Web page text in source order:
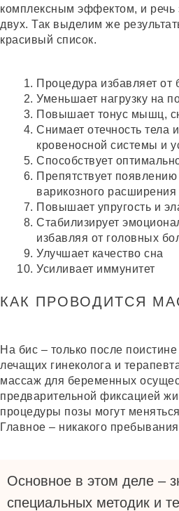
КАК ПРОВОДИТСЯ
комплексным эффектом, и речь
двух. Так выделим же
красивый список.
На бис – только после
лечащих гинеколога и
массаж для беременных
предварительной фиксацией
процедуры позы могут
Главное – никакого
Основное в этом деле –
специальных методик и
Процедура избавляет от
Уменьшает нагрузку на
Повышает тонус мышц,
Снимает отечность тела
кровеносной системы и
Способствует
Препятствует
варикозного расширения
Повышает упругость и
Стабилизирует
избавляя от головных
Улучшает качество сна
Усиливает иммунитет